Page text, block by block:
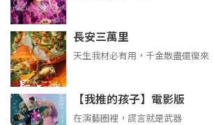
長安三萬里
天生我材必有用，千金散盡還復來
【我推的孩子】電影版
在演藝圈裡，謊言就是武器